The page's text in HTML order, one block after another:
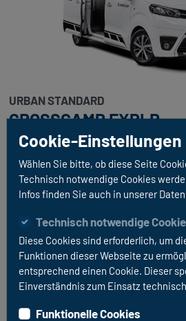
URBAN STANDARD
CROSSCAMP EXPLR
CROSSCAMP inkl. Aufstelldach 2,0
herausnehmbarer Küche
Klimaautomatik, Standheizung,
Tempomat und Markise
Cookie-Einstellungen
Wählen Sie bitte, ob diese Seite
Technisch notwendige Cookies
Infos finden Sie auch in unserer
Technisch notwendige
Diese Cookies sind erforderlich, um
Funktionen dieser Webseite zu
entsprechend einen Cookie. Dieser
Einverständnis zum Einsatz
Funktionelle Cookies